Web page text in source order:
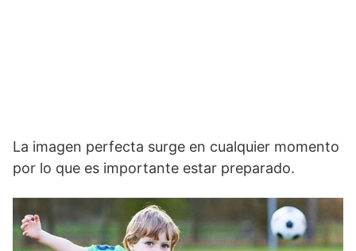
La imagen perfecta surge en cualquier momento
por lo que es importante estar preparado.